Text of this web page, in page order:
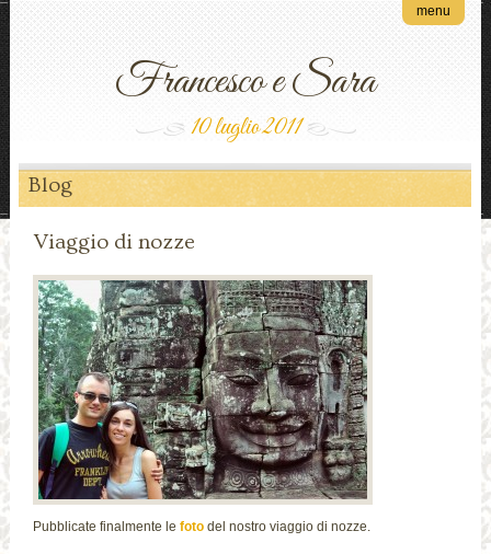
menu
Francesco e Sara
10 luglio 2011
Blog
Viaggio di nozze
Pubblicate finalmente lefoto del nostro viaggio di nozze.